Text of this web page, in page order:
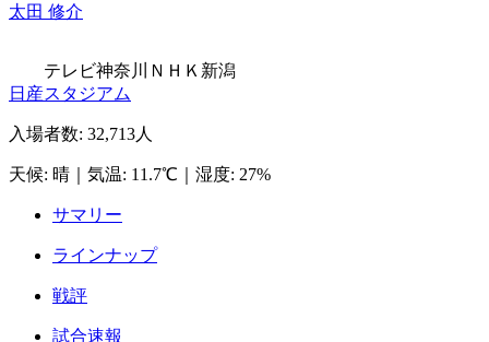
太田 修介
テレビ神奈川
ＮＨＫ新潟
日産スタジアム
入場者数: 32,713人
天候: 晴 気温: 11.7℃ 湿度: 27%
サマリー
ラインナップ
戦評
試合速報